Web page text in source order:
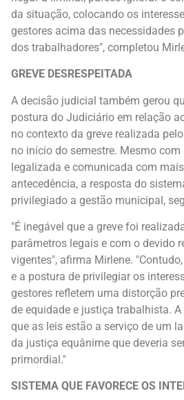
da situação, colocando os
gestores acima das necessidades
dos trabalhadores", completou
GREVE DESRESPEITADA
A decisão judicial também gerou
postura do Judiciário em relação
no contexto da greve realizada
no início do semestre. Mesmo
legalizada e comunicada com
antecedência, a resposta do
privilegiado a gestão municipal,
"É inegável que a greve foi
parâmetros legais e com o devido
vigentes", afirma Mirlene.
e a postura de privilegiar os
gestores refletem uma distorção
de equidade e justiça trabalhista.
que as leis estão a serviço de um
da justiça equânime que deveria
primordial."
SISTEMA QUE FAVORECE OS